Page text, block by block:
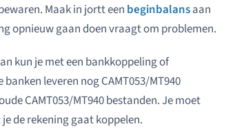
Maak in jortt een beginbalansaan
opnieuw gaan doen vraagt om problemen.
kun je met een bankkoppeling of
leveren nog CAMT053/MT940
CAMT053/MT940 bestanden. Je moet
de rekening gaat koppelen.